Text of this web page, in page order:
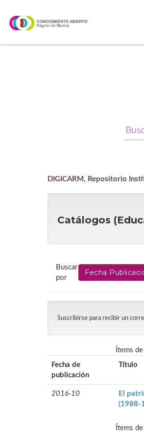
navigation
DIGICARM, Repositorio
Catálogos
Buscar
por
Suscribirse para recibir un
Ítems
Fecha de
publicación
Título
2016-10
El
(1988-
Ítems